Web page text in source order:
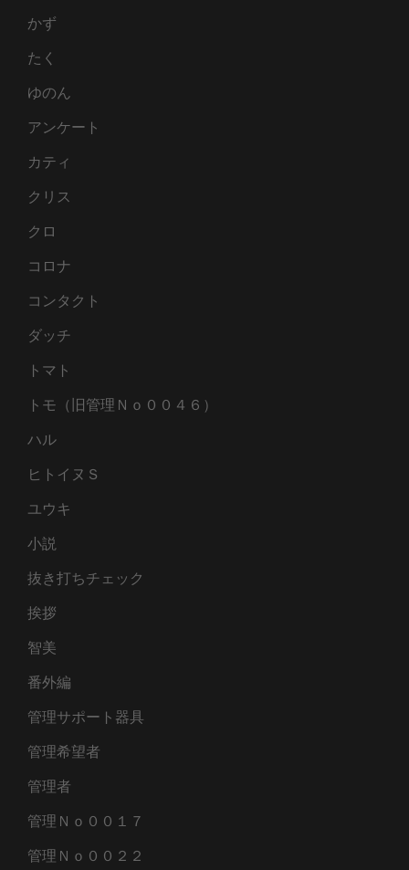
かず
たく
ゆのん
アンケート
カティ
クリス
クロ
コロナ
コンタクト
ダッチ
トマト
トモ（旧管理Ｎｏ００４６）
ハル
ヒトイヌＳ
ユウキ
小説
抜き打ちチェック
挨拶
智美
番外編
管理サポート器具
管理希望者
管理者
管理Ｎｏ００１７
管理Ｎｏ００２２